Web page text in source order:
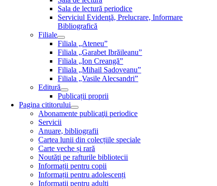
Sala de lectură periodice
Serviciul Evidenţă, Prelucrare, Informare
Bibliografică
Filiale
Filiala „Ateneu”
Filiala „Garabet Ibrăileanu”
Filiala „Ion Creangă”
Filiala „Mihail Sadoveanu”
Filiala „Vasile Alecsandri”
Editură
Publicații proprii
Pagina cititorului
Abonamente publicaţii periodice
Servicii
Anuare, bibliografii
Cartea lunii din colecțiile speciale
Carte veche și rară
Noutăţi pe rafturile bibliotecii
Informații pentru copii
Informații pentru adolescenți
Informații pentru adulți